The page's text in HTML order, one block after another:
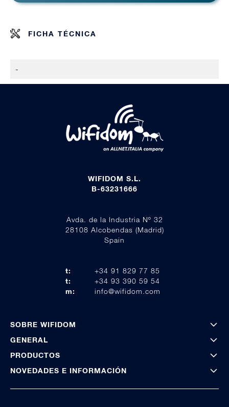
FICHA TÉCNICA
-
WIFIDOM S.L.
B-63231666
Avda. de la Industria Nº 32
28108 Alcobendas (Madrid)
Spain
t:
+34 91 829 77 85
t:
+34 93 390 59 54
m:
info@wifidom.com
SOBRE WIFIDOM
GENERAL
PRODUCTOS
NOVEDADES E INFORMACIÓN